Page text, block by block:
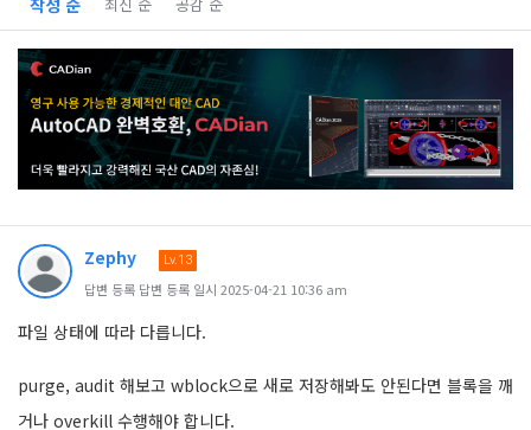
작성 순
Zephy Lv.13
답변 등록 답변 등록 일시 2025-04-21 10:36 am
파일 상태에 따라 다릅니다.
purge, audit 해보고 wblock으로 새로 저장해봐도 안된다면 블록을 깨
거나 overkill 수행해야 합니다.